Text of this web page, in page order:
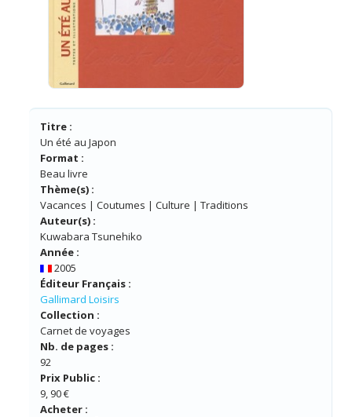
Titre :
Un été au Japon
Format :
Beau livre
Thème(s) :
Vacances | Coutumes | Culture | Traditions
Auteur(s) :
Kuwabara Tsunehiko
Année :
2005
Éditeur Français :
Gallimard Loisirs
Collection :
Carnet de voyages
Nb. de pages :
92
Prix Public :
9, 90 €
Acheter :